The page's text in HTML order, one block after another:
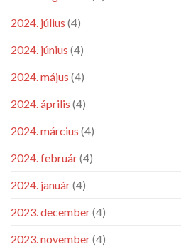
2024. július (4)
2024. június (4)
2024. május (4)
2024. április (4)
2024. március (4)
2024. február(4)
2024. január(4)
2023. december(4)
2023. november(4)